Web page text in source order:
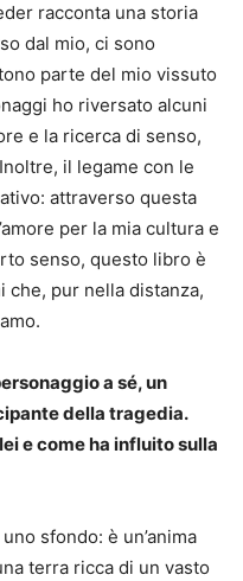
racconta una storia
dal mio, ci sono
parte del mio vissuto
ho riversato alcuni
e la ricerca di senso,
il legame con le
attraverso questa
per la mia cultura e
senso, questo libro è
che, pur nella distanza,
a sé, un
della tragedia.
e come ha influito sulla
sfondo: è un’anima
terra ricca di un vasto